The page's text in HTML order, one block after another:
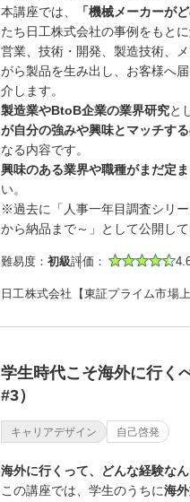
本講座では、
「機械メーカーが
たち日工株式会社の事例をもとに
営業、技術・開発、製造技術、
がら製品を生み出し、お客様へ
介します。
製造業やBtoB企業の業界研究と
が自分の強みや興味とマッチする
なる内容です。
興味のある業界や職種がまだ定
い。
※過去に「人事一年目調査シリ
から納品まで～」として公開し
難易度： 初級評価：
日工株式会社【東証プライム市場上
学生時代こそ海外に行く
#3）
キャリアデザイン 自己啓発
海外に行くって、どんな経験な
この講座では、学生のうちに海